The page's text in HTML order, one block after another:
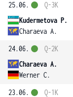
25.06.
Kudermetova P.
Charaeva A.
Q-3K
24.06.
Charaeva A.
Werner C.
Q-2K
23.06.
Q-1K